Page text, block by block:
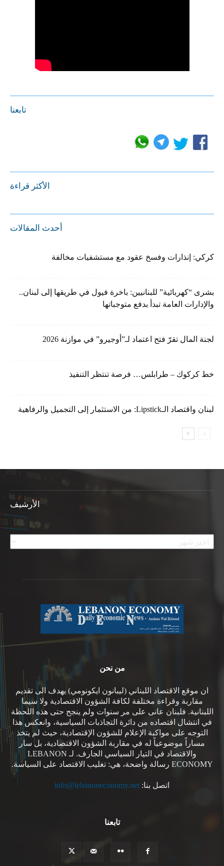
تابعنا
الأكثر قراءة
أحدث المقالات
كركي: إنذارات وفسخ عقود مع مستشفيات مخالفة
بشرى “كهربائية” للبنانيين: باخرة فيول في طريقها إلى لبنان..
والإدارات العامة تبدأ بدفع متوجباتها
لجنة المال تقرّ فتح اعتماد لـ”أوجيرو” في موازنة 2026
خط كركوك – طرابلس… فرصة تنتظر التنفيذ
لبنان واقتصاد الـLipstick: من الاستثمار إلى التجميل والرفاهية
الأرشيف
الأرشيف
من نحن
ان موقع الاقتصاد اللبناني (ليبانون ايكونومي) يهدف الى تقديم
مقاربة وقراءة مختلفة لكافة الشؤون الاقتصادية ولا سيما
اللبنانية. فلبنان عانى على مر سنوات ولم ينجح حتى هذه اللحظة
في انتشال اقتصاده من دائرة التجاذبات السياسية، وانعكس هذا
التوجه على مواكبة الإعلام للشؤون الإقتصادية، حيث لم يتخذ
مساراً موضوعياً له في مقاربة الشؤون الاقتصادية، بل سار
والاقتصاد في التيار السياسي الجارف. لـ LEBANON
ECONOMY رسالة واضحة، هي: تغليب الاقتصاد على السياسة.
اتصل بنا: info@lebanoneconomy.net
تابعنا